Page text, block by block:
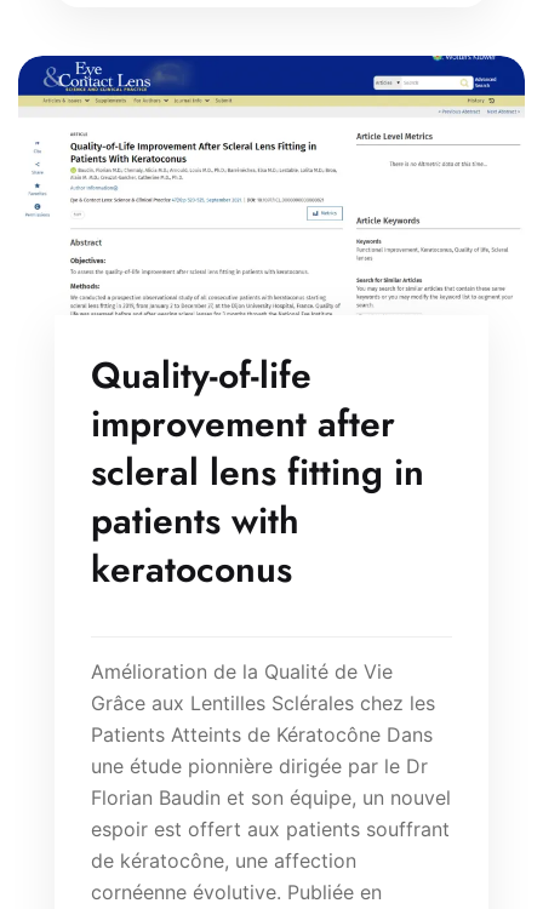
Quality-of-life
improvement after
scleral lens fitting in
patients with
keratoconus
Amélioration de la Qualité de Vie
Grâce aux Lentilles Sclérales chez les
Patients Atteints de Kératocône Dans
une étude pionnière dirigée par le Dr
Florian Baudin et son équipe, un nouvel
espoir est offert aux patients souffrant
de kératocône, une affection
cornéenne évolutive. Publiée en